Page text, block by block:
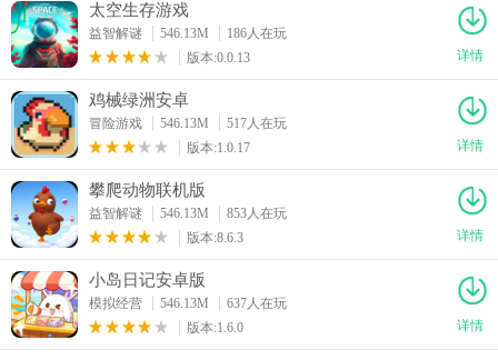
太空生存游戏
益智解谜 546.13M
186人在玩
版本:0.0.13
详情
鸡械绿洲安卓
冒险游戏 546.13M
517人在玩
版本:1.0.17
详情
攀爬动物联机版
益智解谜 546.13M
853人在玩
版本:8.6.3
详情
小岛日记安卓版
模拟经营 546.13M
637人在玩
版本:1.6.0
详情